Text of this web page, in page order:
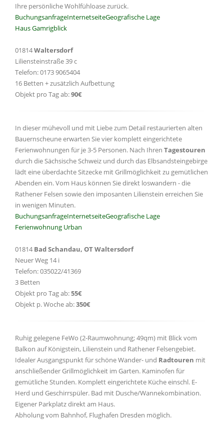
Ihre persönliche Wohlfühloase zurück.
BuchungsanfrageInternetseiteGeografische Lage
Haus Gamrigblick
01814Waltersdorf
Liliensteinstraße 39 c
Telefon: 0173 9065404
16 Betten + zusätzlich Aufbettung
Objekt pro Tag ab:90€
In dieser mühevoll und mit Liebe zum Detail restaurierten alten
Bauernscheune erwarten Sie vier komplett eingerichtete
Ferienwohnungen für je 3-5 Personen. Nach Ihren Tagestouren
durch die Sächsische Schweiz und durch das Elbsandsteingebirge
lädt eine überdachte Sitzecke mit Grillmöglichkeit zu gemütlichen
Abenden ein. Vom Haus können Sie direkt loswandern - die
Rathener Felsen sowie den imposanten Lilienstein erreichen Sie
in wenigen Minuten.
BuchungsanfrageInternetseiteGeografische Lage
Ferienwohnung Urban
01814 Bad Schandau, OT Waltersdorf
Neuer Weg 14 i
Telefon: 035022/41369
3 Betten
Objekt pro Tag ab:55€
Objekt p. Woche ab:350€
Ruhig gelegene FeWo (2-Raumwohnung; 49qm) mit Blick vom
Balkon auf Königstein, Lilienstein und Rathener Felsengebiet.
Idealer Ausgangspunkt für schöne Wander- und Radtouren mit
anschließender Grillmöglichkeit im Garten. Kaminofen für
gemütliche Stunden. Komplett eingerichtete Küche einschl. E-
Herd und Geschirrspüler. Bad mit Dusche/Wannekombination.
Eigener Parkplatz direkt am Haus.
Abholung vom Bahnhof, Flughafen Dresden möglich.